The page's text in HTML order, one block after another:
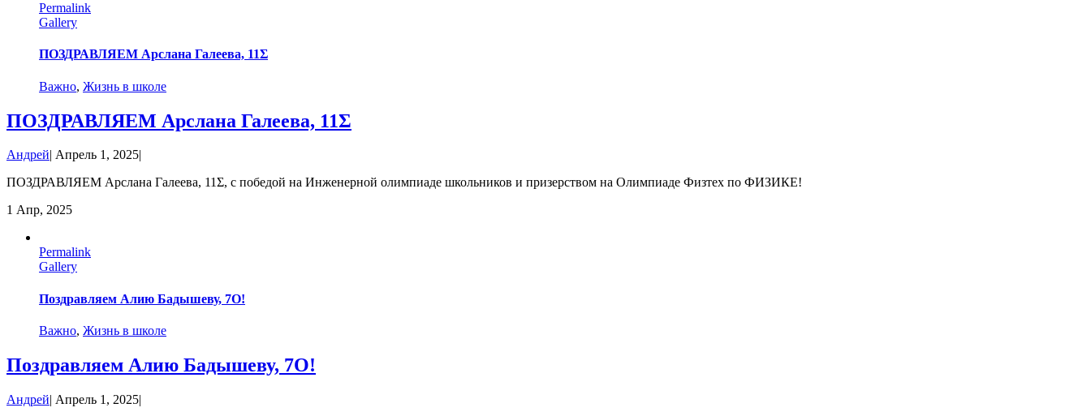
Permalink
Gallery
ПОЗДРАВЛЯЕМ Арслана Галеева, 11Σ
Важно, Жизнь в школе
ПОЗДРАВЛЯЕМ Арслана Галеева, 11Σ
Андрей Апрель 1, 2025
ПОЗДРАВЛЯЕМ Арслана Галеева, 11Σ, с победой на Инженерной олимпиаде школьников и призерством на Олимпиаде Физтех по ФИЗИКЕ!
1 Апр, 2025
Permalink
Gallery
Поздравляем Алию Бадышеву, 7О!
Важно, Жизнь в школе
Поздравляем Алию Бадышеву, 7О!
Андрей| Апрель 1, 2025|